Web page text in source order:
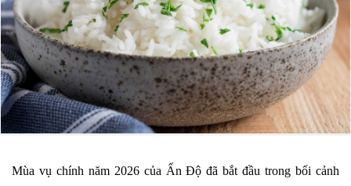
Mùa vụ chính năm 2026 của Ấn Độ đã bắt đầu trong bối cảnh